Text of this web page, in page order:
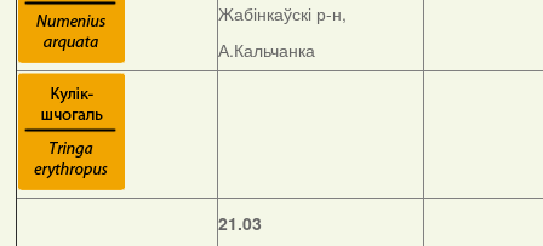
Жабінкаўскі р-н,
А.Кальчанка
21.03